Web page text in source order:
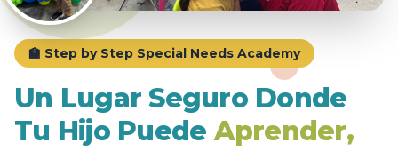
🏫 Step by Step Special Needs Academy
Un Lugar Seguro Donde
Tu Hijo PuedeAprender,